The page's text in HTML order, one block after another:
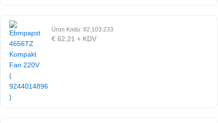
Ürün Kodu: 82.103.233
€ 62,21 + KDV